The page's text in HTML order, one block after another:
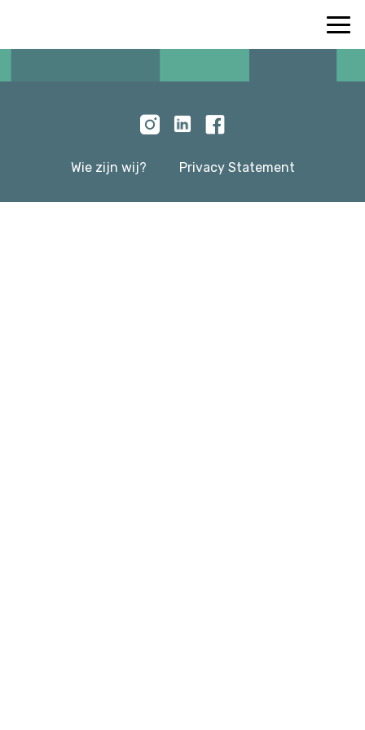
Wie zijn wij? Privacy Statement